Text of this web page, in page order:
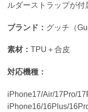
ルダーストラップが付
ブランド： グッチ（
素材： TPU＋合皮
対応機種：
iPhone17/Air/17Pro/
iPhone16/16Plus/